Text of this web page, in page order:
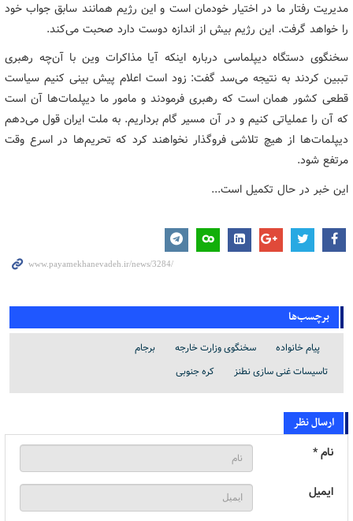
مدیریت رفتار ما در اختیار خودمان است و این رژیم همانند سابق جواب خود
را خواهد گرفت. این رژیم بیش از اندازه دوست دارد صحبت می‌کند.
سخنگوی دستگاه دیپلماسی درباره اینکه آیا مذاکرات وین با آن‌چه رهبری
تببین کردند به نتیجه می‌سد گفت: زود است اعلام پیش بینی کنیم سیاست
قطعی کشور همان است که رهبری فرمودند و مامور ما دیپلمات‌ها آن است
که آن را عملیاتی کنیم و در آن مسیر گام برداریم. به ملت ایران قول می‌دهم
دیپلمات‌ها از هیچ تلاشی فروگذار نخواهند کرد که تحریم‌ها در اسرع وقت
مرتفع شود.
این خبر در حال تکمیل است...
برچسب‌ها
پیام خانواده سخنگوی وزارت خارجه
برجام
تاسیسات غنی سازی نطنز
کره جنوبی
ارسال نظر
نام *
ایمیل